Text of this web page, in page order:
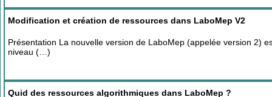
Modification et création de ressources dans LaboMep V2
Présentation La nouvelle version de LaboMep (appelée version 2)
niveau (…)
Quid des ressources algorithmiques dans LaboMep ?